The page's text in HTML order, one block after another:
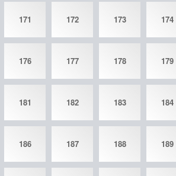
171 172 173 174
176 177 178 179
181 182 183 184
186 187 188 189